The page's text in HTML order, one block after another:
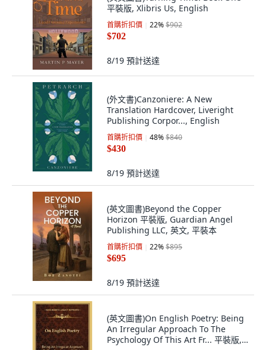
平裝版, Xlibris Us, English
首購折扣價 22%$902
$702
8/19 預計送達
(外文書)Canzoniere: A New
Translation Hardcover, Liveright
Publishing Corpor..., English
首購折扣價 48%$840
$430
8/19 預計送達
(英文圖書)Beyond the Copper
Horizon 平裝版, Guardian Angel
Publishing LLC, 英文, 平裝本
首購折扣價 22%$895
$695
8/19 預計送達
(英文圖書)On English Poetry: Being
An Irregular Approach To The
Psychology Of This Art Fr... 平裝版,